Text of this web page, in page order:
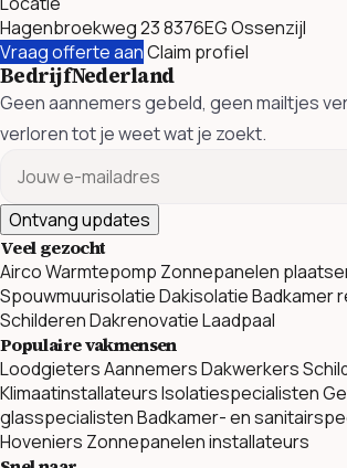
Hagenbroekweg 23 8376EG Ossenzijl
Vraag offerte aanClaim profiel
BedrijfNederland
Geen aannemers gebeld, geen mailtjes
verloren tot je weet wat je zoekt.
Ontvang updates
Veel gezocht
AircoWarmtepomp Zonnepanelen
SpouwmuurisolatieDakisolatieBadkamer
SchilderenDakrenovatieLaadpaal
Populaire vakmensen
LoodgietersAannemersDakwerkers
KlimaatinstallateursIsolatiespecialisten
glasspecialistenBadkamer- en
Hoveniers Zonnepanelen installateurs